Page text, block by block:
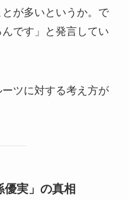
が多いというか。で
です」と発言してい
ツに対する考え方が
優実」の真相